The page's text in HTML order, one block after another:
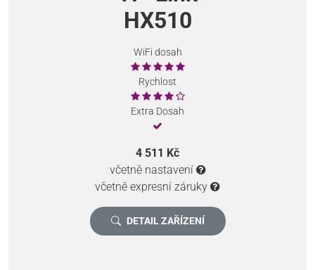
HX510
WiFi dosah
Rychlost
Extra Dosah
4 511 Kč
včetně nastavení
včetně expresní záruky
DETAIL ZAŘÍZENÍ